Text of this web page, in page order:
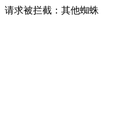
请求被拦截：其他蜘蛛